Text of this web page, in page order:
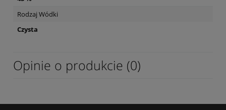
Rodzaj Wódki
Czysta
Opinie o produkcie (0)